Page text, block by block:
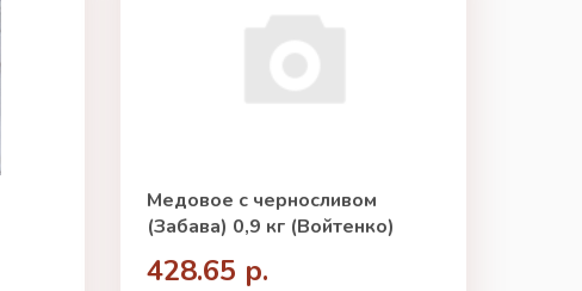
Медовое с черносливом
(Забава) 0,9 кг (Войтенко)
428.65 р.